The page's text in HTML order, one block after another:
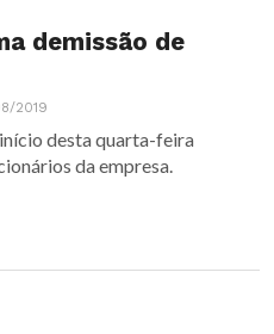
demissão de
2019
desta quarta-feira
da empresa.